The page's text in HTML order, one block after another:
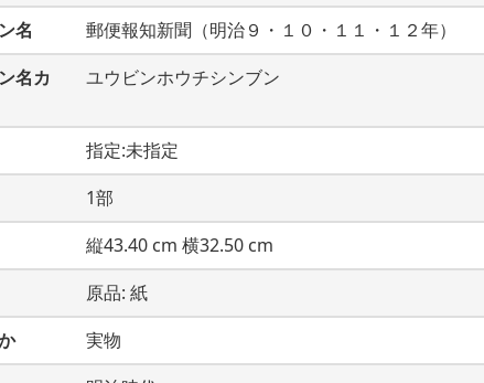
名
郵便報知新聞（明治９・１０・１１・１２年）
名カ
ユウビンホウチシンブン
指定:未指定
1部
縦43.40 cm 横32.50 cm
原品: 紙
実物